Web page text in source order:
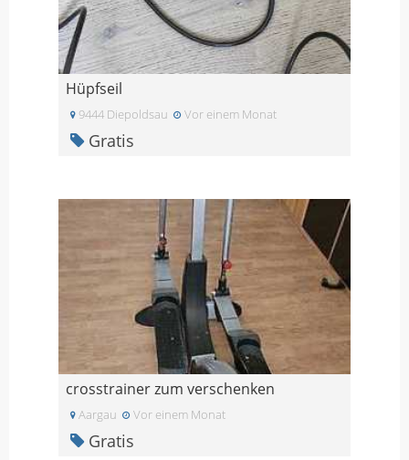
Hüpfseil
9444 Diepoldsau Vor einem Monat
Gratis
crosstrainer zum verschenken
Aargau Vor einem Monat
Gratis